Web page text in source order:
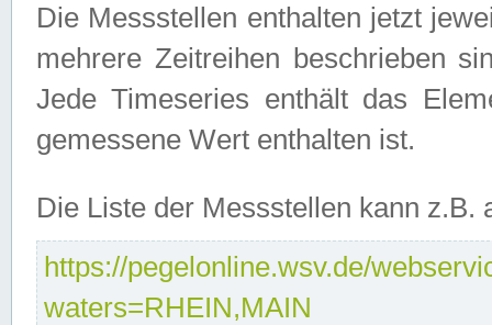
Die Messstellen enthalten jetzt
mehrere Zeitreihen beschrieben
Jede Timeseries enthält das
gemessene Wert enthalten ist.
Die Liste der Messstellen kann
https://pegelonline.wsv.de/
waters=RHEIN,MAIN